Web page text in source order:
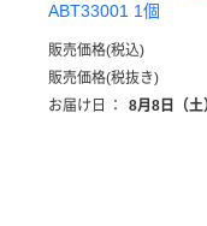
ABT33001 1個
販売価格(税込)
販売価格(税抜き)
お届け日
： 8月8日（土